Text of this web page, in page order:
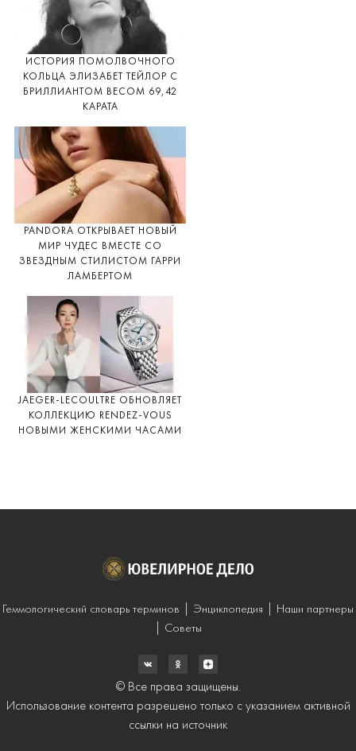
ИСТОРИЯ ПОМОЛВОЧНОГО
КОЛЬЦА ЭЛИЗАБЕТ ТЕЙЛОР С
БРИЛЛИАНТОМ ВЕСОМ 69,42
КАРАТА
PANDORA ОТКРЫВАЕТ НОВЫЙ
МИР ЧУДЕС ВМЕСТЕ СО
ЗВЕЗДНЫМ СТИЛИСТОМ ГАРРИ
ЛАМБЕРТОМ
JAEGER-LECOULTRE ОБНОВЛЯЕТ
КОЛЛЕКЦИЮ RENDEZ-VOUS
НОВЫМИ ЖЕНСКИМИ ЧАСАМИ
Геммологический словарь терминов Энциклопедия
Наши партнеры
Советы
© Все права защищены.
Использование контента разрешено только с указанием активной
ссылки на источник